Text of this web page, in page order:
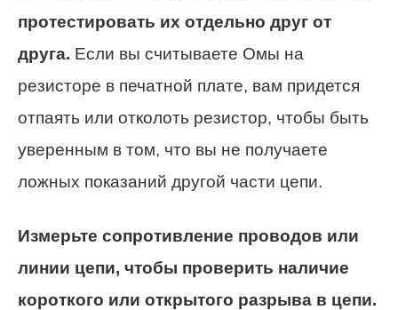
протестировать их отдельно друг от
друга. Если вы считываете Омы на
резисторе в печатной плате, вам придется
отпаять или отколоть резистор, чтобы быть
уверенным в том, что вы не получаете
ложных показаний другой части цепи.
Измерьте сопротивление проводов или
линии цепи, чтобы проверить наличие
короткого или открытого разрыва в цепи.